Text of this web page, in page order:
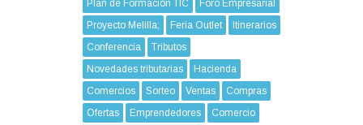
Plan de Formación TIC
Foro Empresarial
Proyecto Melilla;
Feria Outlet
Itinerarios
Conferencia
Tributos
Novedades tributarias
Hacienda
Comercios
Sorteo Ventas
Compras
Ofertas
Emprendedores
Comercio